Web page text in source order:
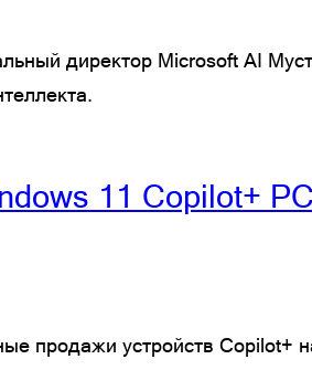
директор Microsoft AI
11 Copilot+ PC
продажи устройств